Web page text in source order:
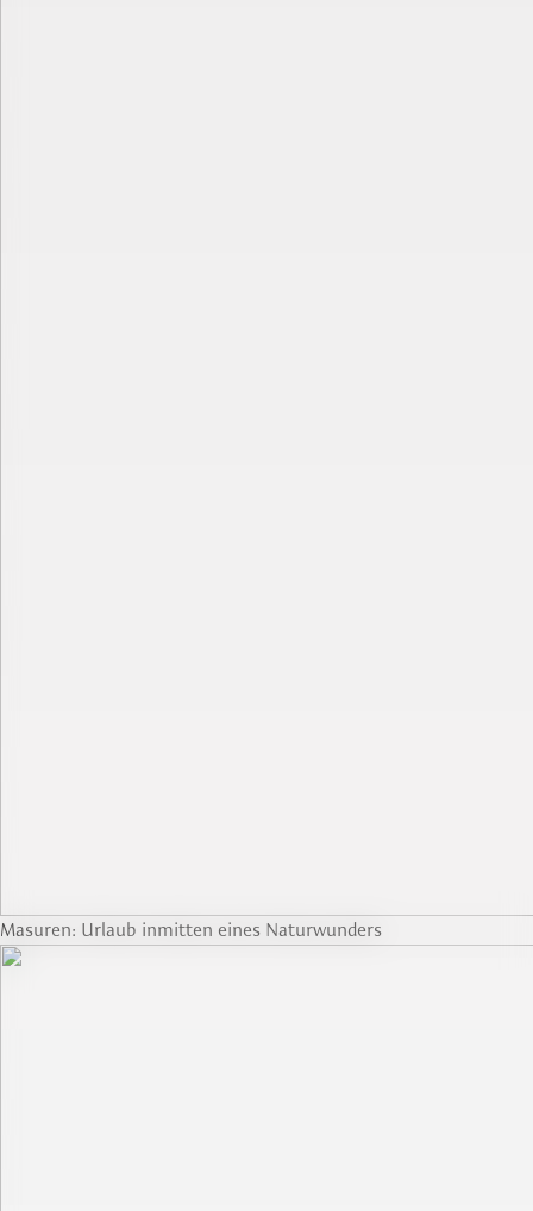
Masuren: Urlaub inmitten eines Naturwunders